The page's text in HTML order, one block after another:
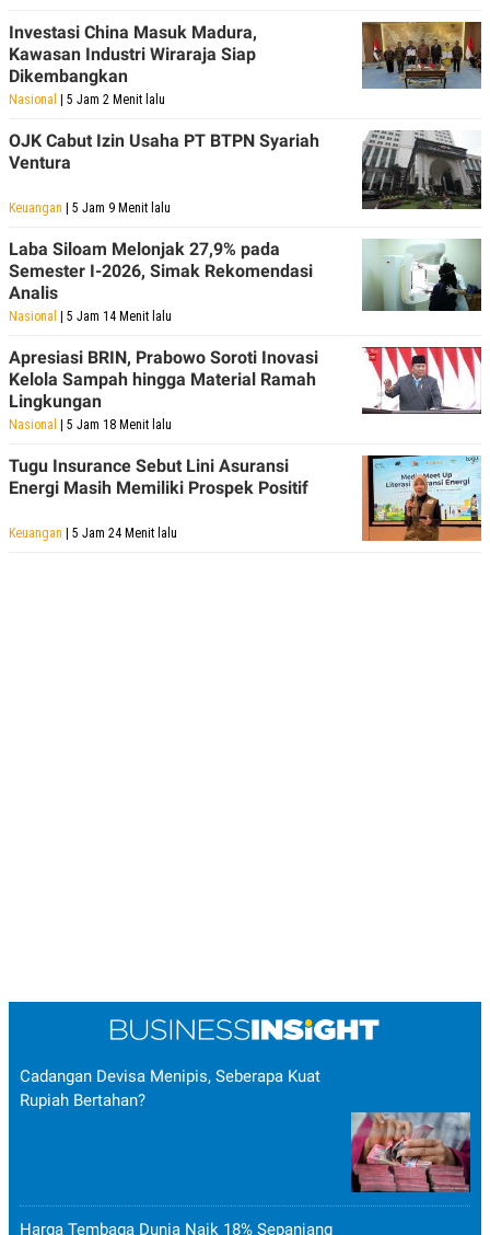
Investasi China Masuk Madura,
Kawasan Industri Wiraraja Siap
Dikembangkan
Nasional | 5 Jam 2 Menit lalu
OJK Cabut Izin Usaha PT BTPN Syariah
Ventura
Keuangan | 5 Jam 9 Menit lalu
Laba Siloam Melonjak 27,9% pada
Semester I-2026, Simak Rekomendasi
Analis
Nasional | 5 Jam 14 Menit lalu
Apresiasi BRIN, Prabowo Soroti Inovasi
Kelola Sampah hingga Material Ramah
Lingkungan
Nasional | 5 Jam 18 Menit lalu
Tugu Insurance Sebut Lini Asuransi
Energi Masih Memiliki Prospek Positif
Keuangan | 5 Jam 24 Menit lalu
Cadangan Devisa Menipis, Seberapa Kuat
Rupiah Bertahan?
Harga Tembaga Dunia Naik 18% Sepanjang